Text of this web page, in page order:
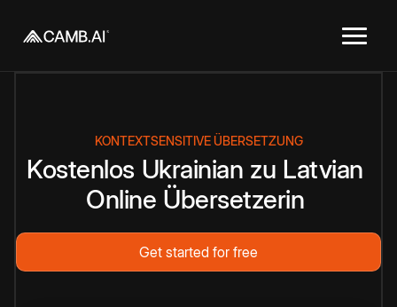
KONTEXTSENSITIVE ÜBERSETZUNG
Kostenlos Ukrainian zu Latvian
Online Übersetzerin
Get started for free